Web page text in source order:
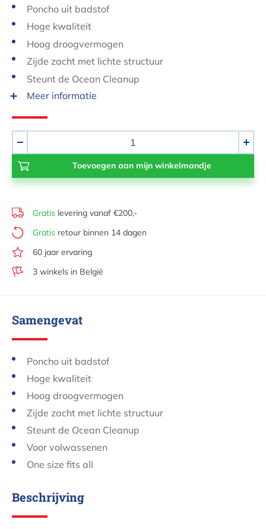
Poncho uit badstof
Hoge kwaliteit
Hoog droogvermogen
Zijde zacht met lichte structuur
Steunt de Ocean Cleanup
Meer informatie
+
Gratis levering vanaf €200,-
Gratis retour binnen 14 dagen
60 jaar ervaring
3 winkels in België
Samengevat
Poncho uit badstof
Hoge kwaliteit
Hoog droogvermogen
Zijde zacht met lichte structuur
Steunt de Ocean Cleanup
Voor volwassenen
One size fits all
Beschrijving